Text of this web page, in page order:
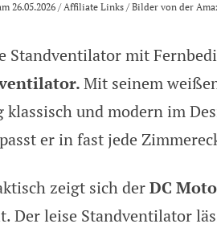
26.05.2026 / Affiliate Links / Bilder von der
Standventilator mit
Mit seinem
und modern im
er in fast jede
zeigt sich derDC
Der leise Standventilator